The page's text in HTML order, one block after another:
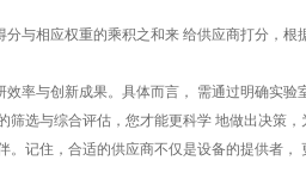
与相应权重的乘积之和来 给供应商打分，
率与创新成果。具体而言， 需通过明确实
选与综合评估，您才能更科学 地做出决策
记住，合适的供应商不仅是设备的提供者，